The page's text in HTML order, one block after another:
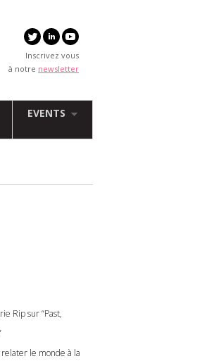
Inscrivez vous
à notre newsletter
EVENTS
Rip sur “Past,
le monde à la